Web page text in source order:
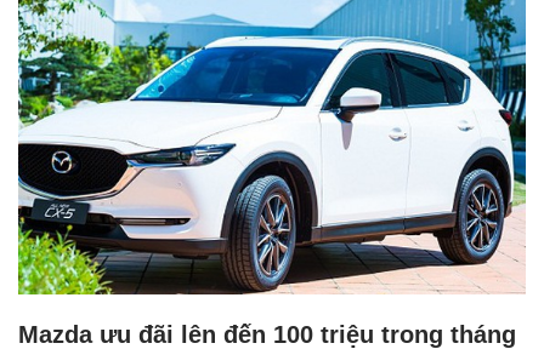
Mazda ưu đãi lên đến 100 triệu trong tháng